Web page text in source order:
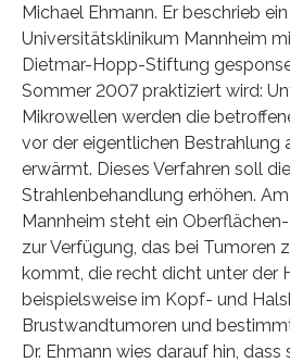
Michael Ehmann. Er beschrieb
Universitätsklinikum Mannheim
Dietmar-Hopp-Stiftung
Sommer 2007 praktiziert wird:
Mikrowellen werden die
vor der eigentlichen Bestrahlung
erwärmt. Dieses Verfahren soll
Strahlenbehandlung erhöhen.
Mannheim steht ein
zur Verfügung, das bei Tumoren
kommt, die recht dicht unter der
beispielsweise im Kopf- und
Brustwandtumoren und
Dr. Ehmann wies darauf hin, dass